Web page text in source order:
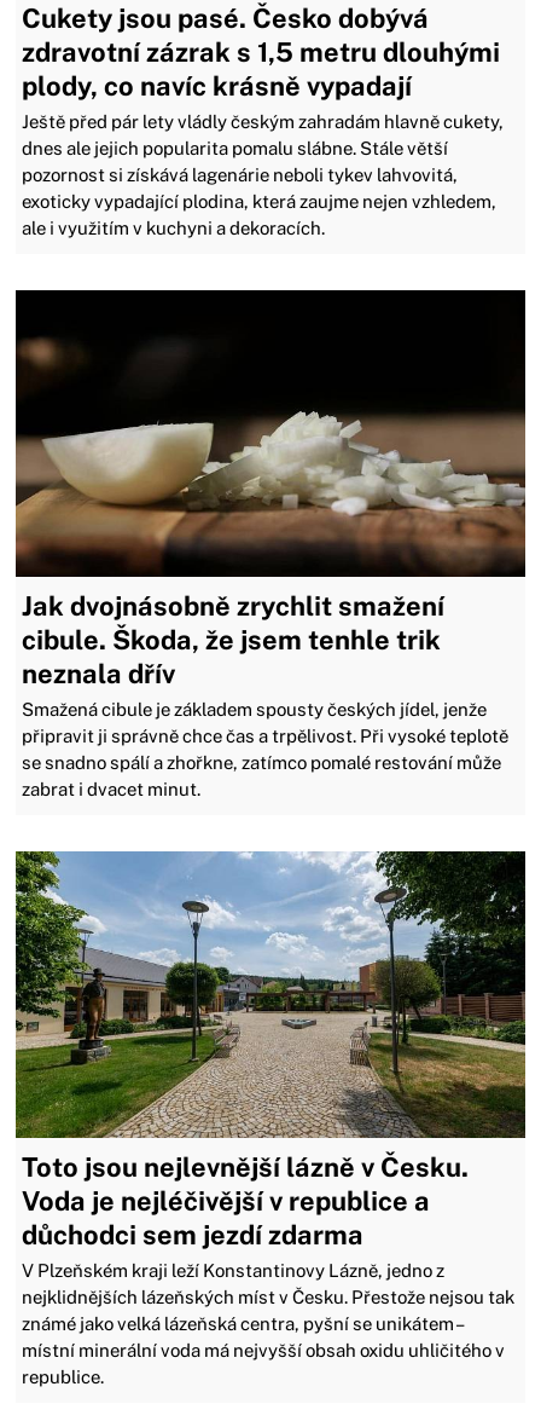
Cukety jsou pasé. Česko dobývá
zdravotní zázrak s 1,5 metru dlouhými
plody, co navíc krásně vypadají
Ještě před pár lety vládly českým zahradám hlavně cukety,
dnes ale jejich popularita pomalu slábne. Stále větší
pozornost si získává lagenárie neboli tykev lahvovitá,
exoticky vypadající plodina, která zaujme nejen vzhledem,
ale i využitím v kuchyni a dekoracích.
Jak dvojnásobně zrychlit smažení
cibule. Škoda, že jsem tenhle trik
neznala dřív
Smažená cibule je základem spousty českých jídel, jenže
připravit ji správně chce čas a trpělivost. Při vysoké teplotě
se snadno spálí a zhořkne, zatímco pomalé restování může
zabrat i dvacet minut.
Toto jsou nejlevnější lázně v Česku.
Voda je nejléčivější v republice a
důchodci sem jezdí zdarma
V Plzeňském kraji leží Konstantinovy Lázně, jedno z
nejklidnějších lázeňských míst v Česku. Přestože nejsou tak
známé jako velká lázeňská centra, pyšní se unikátem –
místní minerální voda má nejvyšší obsah oxidu uhličitého v
republice.